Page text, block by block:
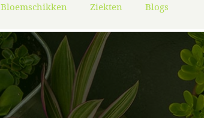
Bloemschikken Ziekten Blogs